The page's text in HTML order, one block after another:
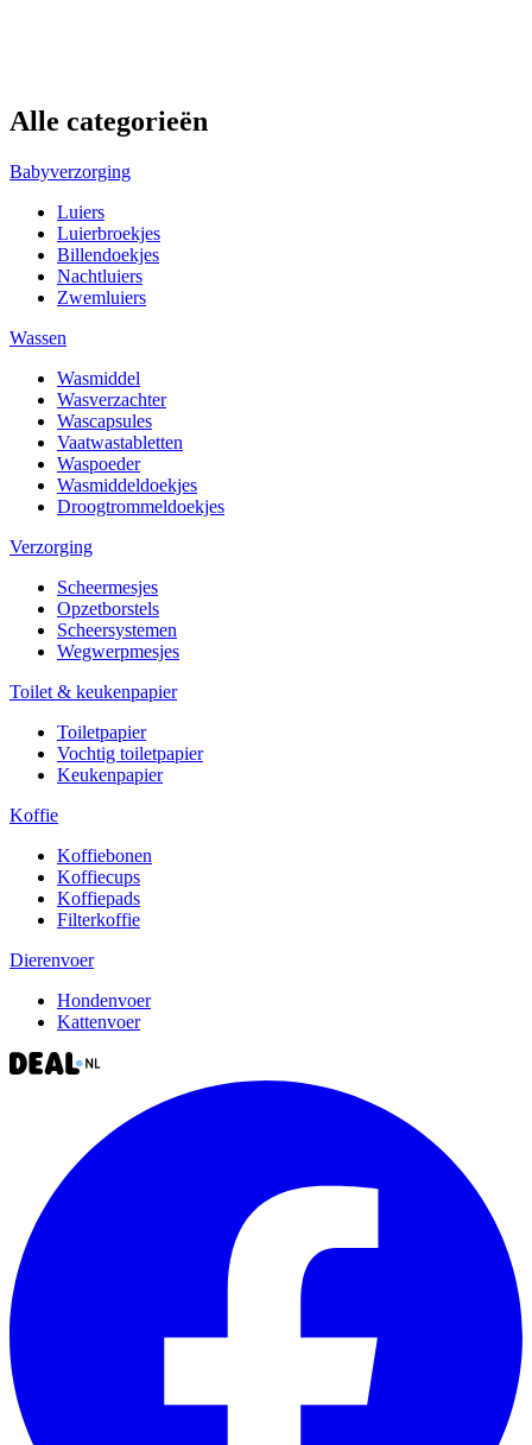
Alle categorieën
Babyverzorging
Luiers
Luierbroekjes
Billendoekjes
Nachtluiers
Zwemluiers
Wassen
Wasmiddel
Wasverzachter
Wascapsules
Vaatwastabletten
Waspoeder
Wasmiddeldoekjes
Droogtrommeldoekjes
Verzorging
Scheermesjes
Opzetborstels
Scheersystemen
Wegwerpmesjes
Toilet & keukenpapier
Toiletpapier
Vochtig toiletpapier
Keukenpapier
Koffie
Koffiebonen
Koffiecups
Koffiepads
Filterkoffie
Dierenvoer
Hondenvoer
Kattenvoer